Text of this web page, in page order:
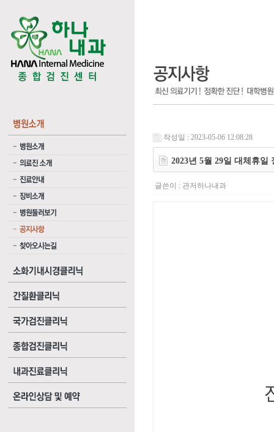
작성일 : 2023-05-06 12:08:28
2023년 5월 29일 대체휴일
글쓴이 : 관저하나내과